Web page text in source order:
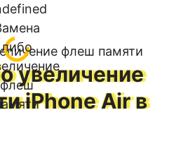
увеличение
iPhone Airв